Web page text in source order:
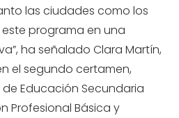
las ciudades como los
programa en una
ha señalado Clara Martín,
el segundo certamen,
Educación Secundaria
Profesional Básica y